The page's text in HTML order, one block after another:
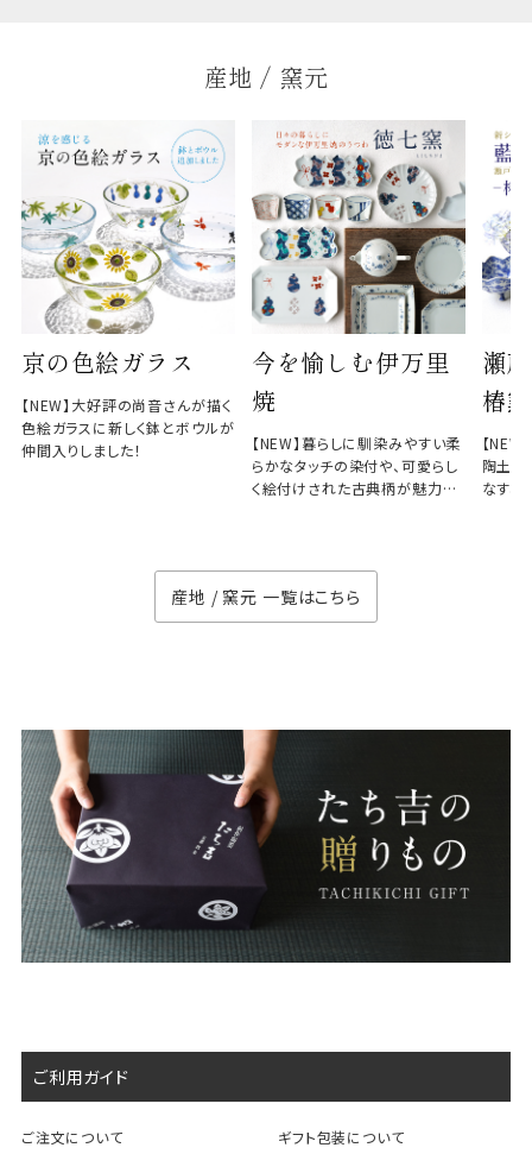
産地 / 窯元
京の色絵ガラス
【NEW】大好評の尚音さんが描く
色絵ガラスに新しく鉢とボウルが
仲間入りしました！
今を愉しむ伊万里
焼
【NEW】暮らしに馴染みやすい柔
らかなタッチの染付や、可愛らし
く絵付けされた古典柄が魅力の
瀬
椿窯
【
陶土と
なす、
産地 / 窯元 一覧はこちら
ご利用ガイド
ご注文について ギフト包装について